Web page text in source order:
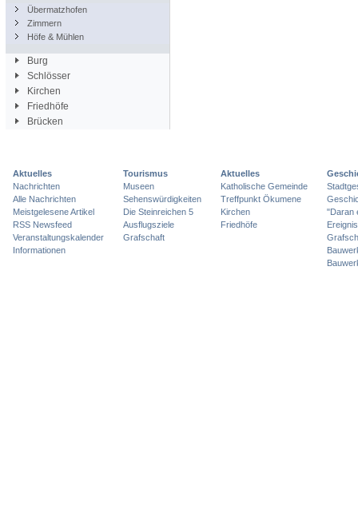
Übermatzhofen
Zimmern
Höfe & Mühlen
Burg
Schlösser
Kirchen
Friedhöfe
Brücken
Aktuelles
Nachrichten
Alle Nachrichten
Meistgelesene Artikel
RSS Newsfeed
Veranstaltungskalender
Informationen
Tourismus
Museen
Sehenswürdigkeiten
Die Steinreichen 5
Ausflugsziele
Grafschaft
Aktuelles
Katholische Gemeinde
Treffpunkt Ökumene
Kirchen
Friedhöfe
"Daran